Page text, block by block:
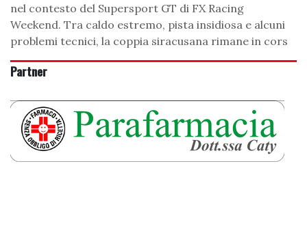
nel contesto del Supersport GT di FX Racing
Weekend. Tra caldo estremo, pista insidiosa e alcuni
problemi tecnici, la coppia siracusana rimane in cors
Partner